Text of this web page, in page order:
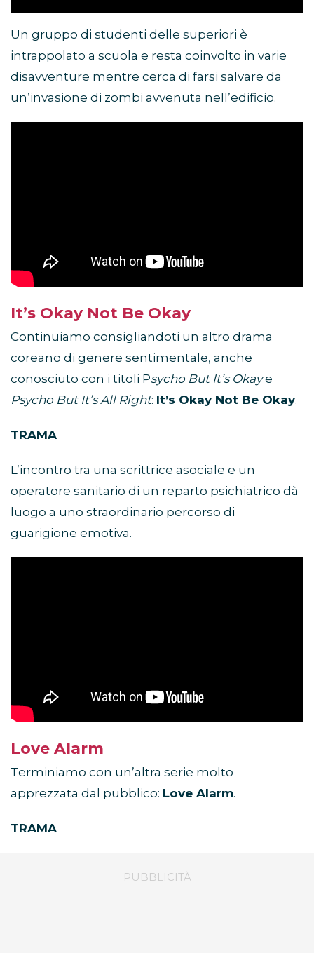
Un gruppo di studenti delle superiori è
intrappolato a scuola e resta coinvolto in varie
disavventure mentre cerca di farsi salvare da
un’invasione di zombi avvenuta nell’edificio.
It’s Okay Not Be Okay
Continuiamo consigliandoti un altro drama
coreano di genere sentimentale, anche
conosciuto con i titoli Psycho But It’s Okaye
Psycho But It’s All Right: It’s Okay Not Be Okay.
TRAMA
L’incontro tra una scrittrice asociale e un
operatore sanitario di un reparto psichiatrico dà
luogo a uno straordinario percorso di
guarigione emotiva.
Love Alarm
Terminiamo con un’altra serie molto
apprezzata dal pubblico: Love Alarm.
TRAMA